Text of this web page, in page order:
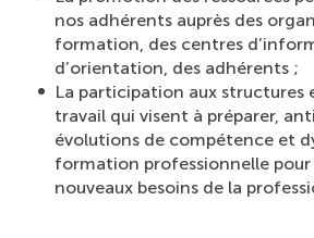
nos adhérents auprès des
formation, des centres
d’orientation, des adhérents ;
La participation aux structures
travail qui visent à préparer,
évolutions de compétence et
formation professionnelle pour
nouveaux besoins de la